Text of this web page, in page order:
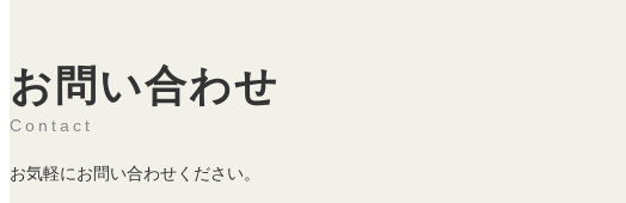
お問い合わせ
Contact
お気軽にお問い合わせください。